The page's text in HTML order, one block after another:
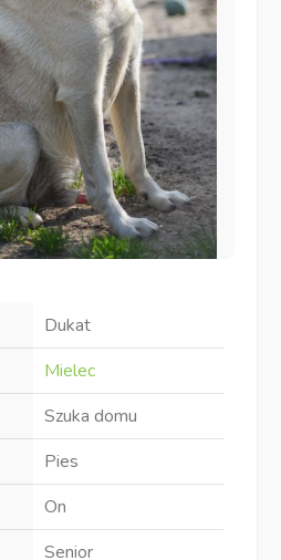
Dukat
Mielec
Szuka domu
Pies
On
Senior